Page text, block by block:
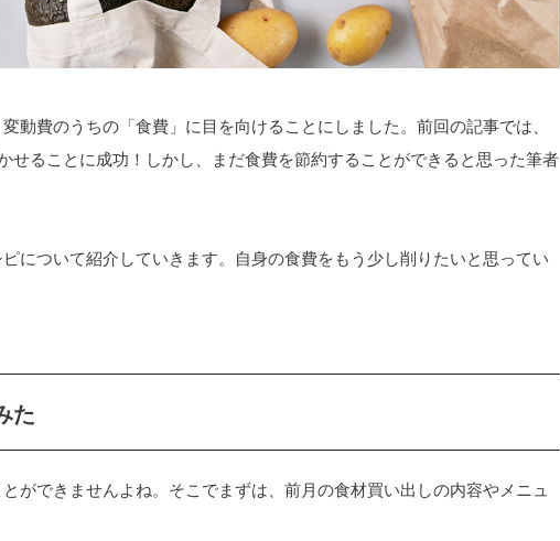
動費のうちの「食費」に目を向けることにしました。前回の記事では、
せることに成功！しかし、まだ食費を節約することができると思った筆者
について紹介していきます。自身の食費をもう少し削りたいと思ってい
た
ができませんよね。そこでまずは、前月の食材買い出しの内容やメニュ